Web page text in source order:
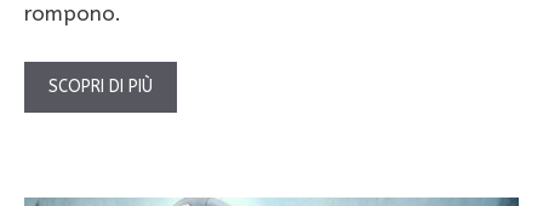
rompono.
SCOPRI DI PIÙ